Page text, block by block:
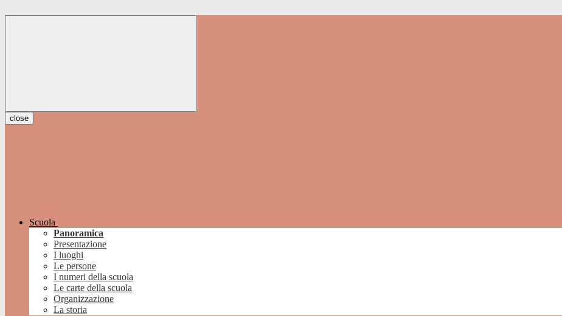
close
Scuola
Panoramica
Presentazione
I luoghi
Le persone
I numeri della scuola
Le carte della scuola
Organizzazione
La storia